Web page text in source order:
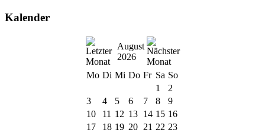
Kalender
August
2026
Mo Di Mi Do Fr Sa So
1
2
3
4 5 6 7 8
9
10
11 12 13 14 15 16
17
18 19 20 21 22 23